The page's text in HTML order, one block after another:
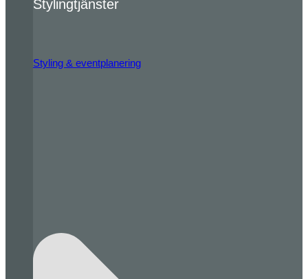
Stylingtjänster
Styling & eventplanering